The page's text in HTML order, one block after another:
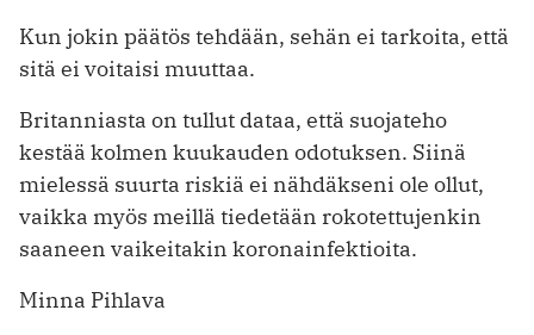
Kun jokin päätös tehdään, sehän ei tarkoita, että
sitä ei voitaisi muuttaa.
Britanniasta on tullut dataa, että suojateho
kestää kolmen kuukauden odotuksen. Siinä
mielessä suurta riskiä ei nähdäkseni ole ollut,
vaikka myös meillä tiedetään rokotettujenkin
saaneen vaikeitakin koronainfektioita.
Minna Pihlava